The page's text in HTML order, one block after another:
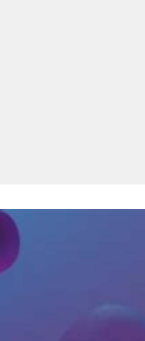
Untuk Kebutuhan
Kendaraan Anda
Menyimpan Foto